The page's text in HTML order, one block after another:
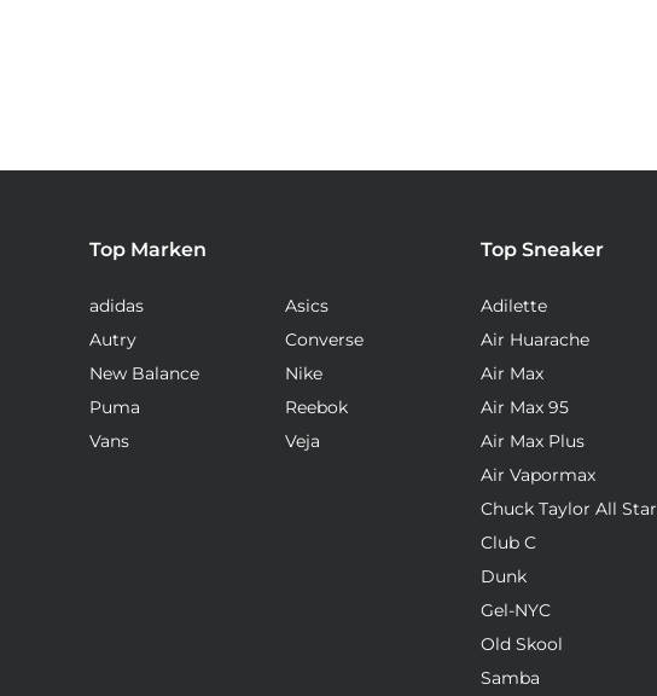
Top Marken
adidas
Asics
Autry
Converse
New Balance
Nike
Puma
Reebok
Vans
Veja
Top Sneaker
Adilette
Air Huarache
Air Max
Air Max 95
Air Max Plus
Air Vapormax
Chuck Taylor All Star
Club C
Dunk
Gel-NYC
Old Skool
Samba